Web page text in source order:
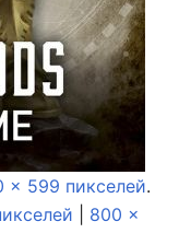
× 599 пикселей.
800 ×